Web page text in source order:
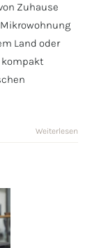
Zuhause
Mikrowohnung
Land oder
kompakt
Weiterlesen